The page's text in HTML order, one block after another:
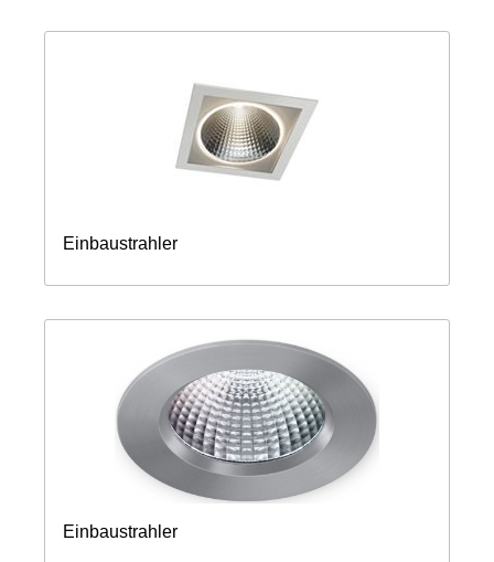
Einbaustrahler
Einbaustrahler